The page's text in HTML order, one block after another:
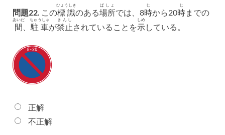
問題22. この標識
ひょうしき
のある場所
ばしょ
では、8時
じ
から20時
じ
までの
間
あいだ
駐車
ちゅうしゃ
が禁止
きんし
されていることを示
しめ
している。
正解
不正解